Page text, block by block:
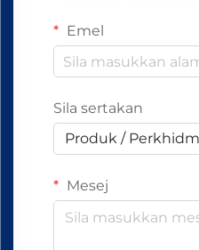
Emel
Sila sertakan
Produk /
Mesej